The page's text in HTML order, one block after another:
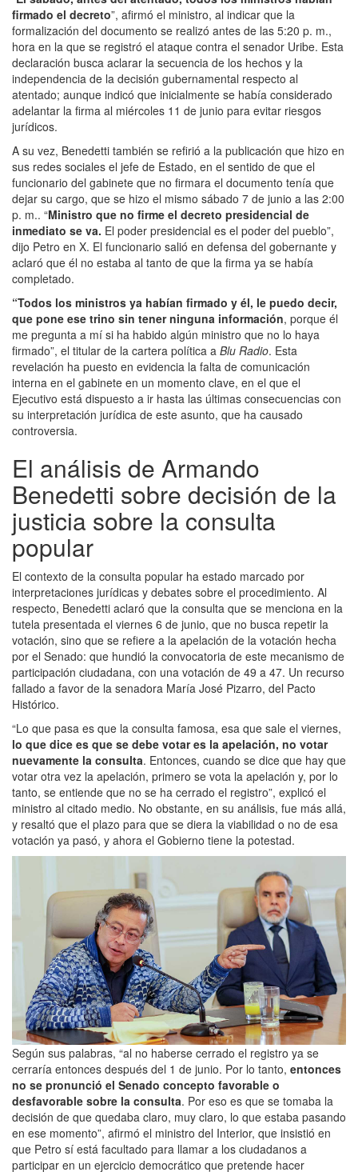
firmado el decreto”, afirmó el ministro, al indicar que la
formalización del documento se realizó antes de las 5:20 p. m.,
hora en la que se registró el ataque contra el senador Uribe. Esta
declaración busca aclarar la secuencia de los hechos y la
independencia de la decisión gubernamental respecto al
atentado; aunque indicó que inicialmente se había considerado
adelantar la firma al miércoles 11 de junio para evitar riesgos
jurídicos.
A su vez, Benedetti también se refirió a la publicación que hizo en
sus redes sociales el jefe de Estado, en el sentido de que el
funcionario del gabinete que no firmara el documento tenía que
dejar su cargo, que se hizo el mismo sábado 7 de junio a las 2:00
p. m.. “Ministro que no firme el decreto presidencial de
inmediato se va. El poder presidencial es el poder del pueblo”,
dijo Petro en X. El funcionario salió en defensa del gobernante y
aclaró que él no estaba al tanto de que la firma ya se había
completado.
“Todos los ministros ya habían firmado y él, le puedo decir,
que pone ese trino sin tener ninguna información, porque él
me pregunta a mí si ha habido algún ministro que no lo haya
firmado”, el titular de la cartera política a Blu Radio. Esta
revelación ha puesto en evidencia la falta de comunicación
interna en el gabinete en un momento clave, en el que el
Ejecutivo está dispuesto a ir hasta las últimas consecuencias con
su interpretación jurídica de este asunto, que ha causado
controversia.
El análisis de Armando
Benedetti sobre decisión de la
justicia sobre la consulta
popular
El contexto de la consulta popular ha estado marcado por
interpretaciones jurídicas y debates sobre el procedimiento. Al
respecto, Benedetti aclaró que la consulta que se menciona en la
tutela presentada el viernes 6 de junio, que no busca repetir la
votación, sino que se refiere a la apelación de la votación hecha
por el Senado: que hundió la convocatoria de este mecanismo de
participación ciudadana, con una votación de 49 a 47. Un recurso
fallado a favor de la senadora María José Pizarro, del Pacto
Histórico.
“Lo que pasa es que la consulta famosa, esa que sale el viernes,
lo que dice es que se debe votar es la apelación, no votar
nuevamente la consulta. Entonces, cuando se dice que hay que
votar otra vez la apelación, primero se vota la apelación y, por lo
tanto, se entiende que no se ha cerrado el registro”, explicó el
ministro al citado medio. No obstante, en su análisis, fue más allá,
y resaltó que el plazo para que se diera la viabilidad o no de esa
votación ya pasó, y ahora el Gobierno tiene la potestad.
Según sus palabras, “al no haberse cerrado el registro ya se
cerraría entonces después del 1 de junio. Por lo tanto, entonces
no se pronunció el Senado concepto favorable o
desfavorable sobre la consulta. Por eso es que se tomaba la
decisión de que quedaba claro, muy claro, lo que estaba pasando
en ese momento”, afirmó el ministro del Interior, que insistió en
que Petro sí está facultado para llamar a los ciudadanos a
participar en un ejercicio democrático que pretende hacer